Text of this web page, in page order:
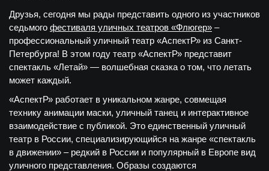
Друзья, сегодня мы рады представить одного из участников
седьмого фестиваля уличных театров «Флюгер» –
профессиональный уличный театр «АспектР» из Санкт-
Петербурга! В этом году театр «АспектР» представит
спектакль «Летай» — волшебная сказка о том, что летать
может каждый.
«АспектР» работает в уникальном жанре, совмещая
технику анимации маски, уличный танец и интерактивное
взаимодействие с публикой. Это единственный уличный
театр в России, специализирующийся на жанре «спектакль
в движении» – редкий в России и популярный в Европе вид
уличного представления. Образы создаются